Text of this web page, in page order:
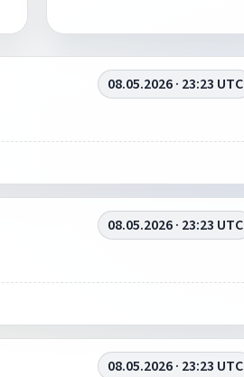
08.05.2026 · 23:23 UTC
08.05.2026 · 23:23 UTC
08.05.2026 · 23:23 UTC